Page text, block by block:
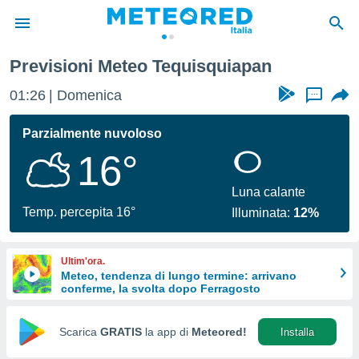
di
per
le
di
Web
Previsioni Meteo Tequisquiapan
01:26 Domenica ...
Parzialmente nuvoloso
16°
Temp. percepita 16°
Luna calante
Illuminata: 12%
Ultim'ora.
Meteo, tendenza di lungo termine: arrivano
conferme, la svolta dopo Ferragosto
Scarica GRATIS la app di Meteored! Installa